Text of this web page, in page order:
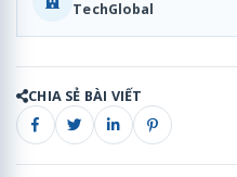
TechGlobal
CHIA SẺ BÀI VIẾT